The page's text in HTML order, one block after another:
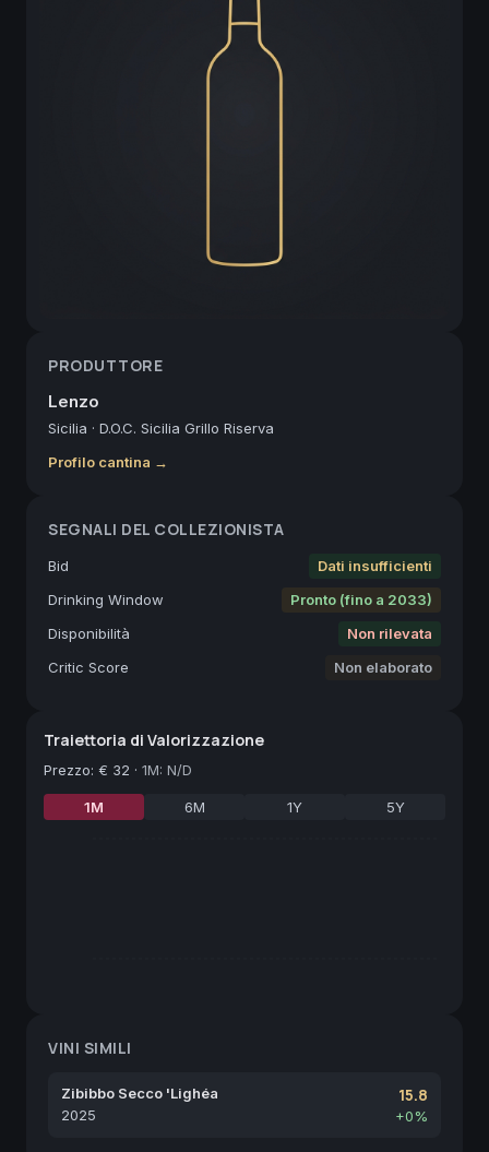
PRODUTTORE
Lenzo
Sicilia · D.O.C. Sicilia Grillo Riserva
Profilo cantina →
SEGNALI DEL COLLEZIONISTA
Bid
Dati insufficienti
Drinking Window
Pronto (fino a 2033)
Disponibilità
Non rilevata
Critic Score
Non elaborato
Traiettoria di Valorizzazione
Prezzo: € 32 · 1M: N/D
1M 6M 1Y 5Y
VINI SIMILI
Zibibbo Secco 'Lighéa
2025
15.8
+0%